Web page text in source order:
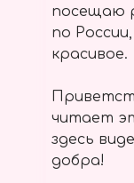
посещаю
по
красивое.
читает
здесь
добра!